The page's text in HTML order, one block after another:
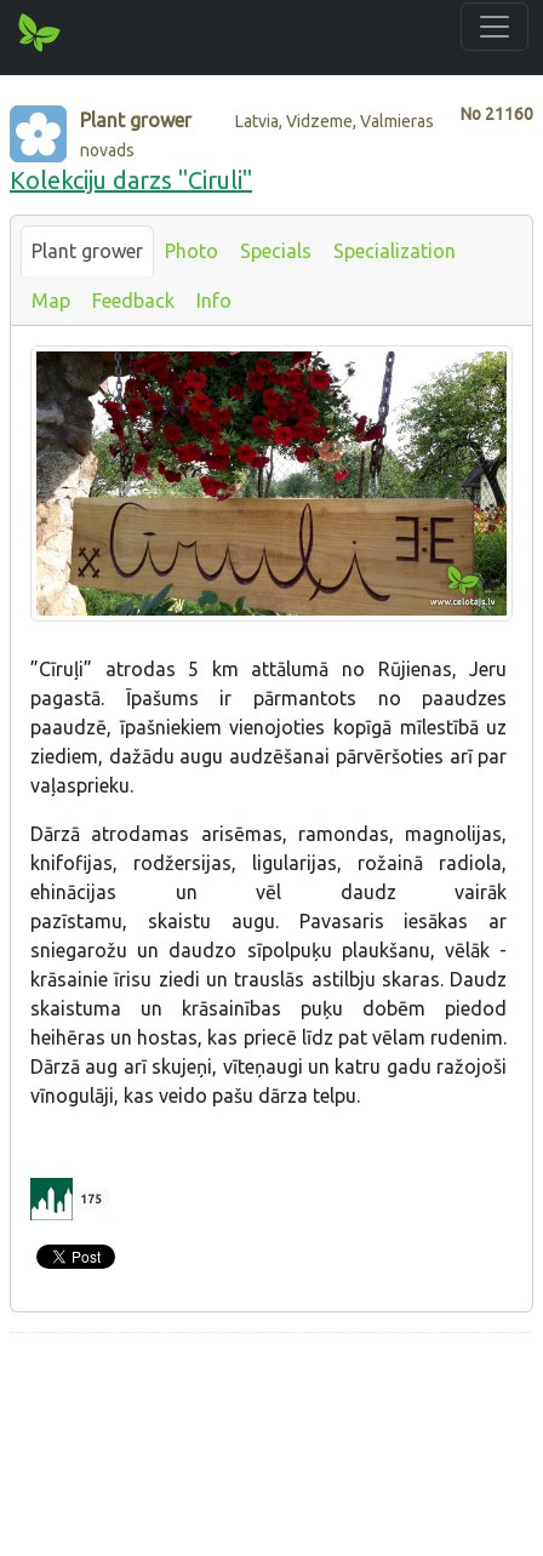
No 21160
Plant grower
Latvia, Vidzeme, Valmieras
novads
Kolekciju darzs "Ciruli"
Plant grower Photo Specials Specialization
Map Feedback Info
”Cīruļi” atrodas 5 km attālumā no Rūjienas, Jeru
pagastā. Īpašums ir pārmantots no paaudzes
paaudzē, īpašniekiem vienojoties kopīgā mīlestībā uz
ziediem, dažādu augu audzēšanai pārvēršoties arī par
vaļasprieku.
Dārzā atrodamas arisēmas, ramondas, magnolijas,
knifofijas, rodžersijas, ligularijas, rožainā radiola,
ehinācijas un vēl daudz vairāk
pazīstamu, skaistu augu. Pavasaris iesākas ar
sniegarožu un daudzo sīpolpuķu plaukšanu, vēlāk -
krāsainie īrisu ziedi un trauslās astilbju skaras. Daudz
skaistuma un krāsainības puķu dobēm piedod
heihēras un hostas, kas priecē līdz pat vēlam rudenim.
Dārzā aug arī skujeņi, vīteņaugi un katru gadu ražojoši
vīnogulāji, kas veido pašu dārza telpu.
175